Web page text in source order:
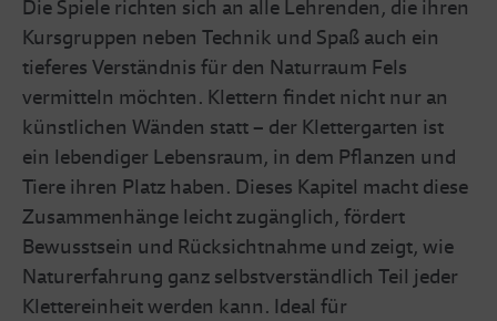
Die Spiele richten sich an alle Lehrenden, die ihren
Kursgruppen neben Technik und Spaß auch ein
tieferes Verständnis für den Naturraum Fels
vermitteln möchten. Klettern findet nicht nur an
künstlichen Wänden statt – der Klettergarten ist
ein lebendiger Lebensraum, in dem Pflanzen und
Tiere ihren Platz haben. Dieses Kapitel macht diese
Zusammenhänge leicht zugänglich, fördert
Bewusstsein und Rücksichtnahme und zeigt, wie
Naturerfahrung ganz selbstverständlich Teil jeder
Klettereinheit werden kann. Ideal für